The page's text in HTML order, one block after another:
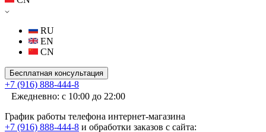
RU
EN
CN
Бесплатная консультация
+7 (916) 888-444-8
Ежедневно: с 10:00 до 22:00
График работы телефона интернет-магазина
+7 (916) 888-444-8 и обработки заказов с сайта: